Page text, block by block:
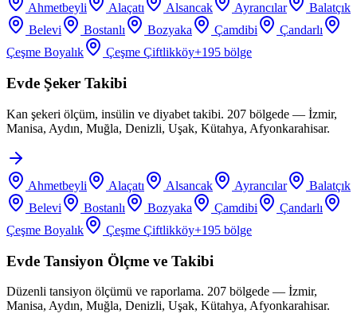
Ahmetbeyli Alaçatı Alsancak Ayrancılar
Balatçık
Belevi
Bostanlı Bozyaka Çamdibi
Çandarlı
Çeşme Boyalık
Çeşme Çiftlikköy+195 bölge
Evde Şeker Takibi
Kan şekeri ölçüm, insülin ve diyabet takibi. 207 bölgede — İzmir,
Manisa, Aydın, Muğla, Denizli, Uşak, Kütahya, Afyonkarahisar.
Ahmetbeyli Alaçatı Alsancak Ayrancılar
Balatçık
Belevi
Bostanlı Bozyaka Çamdibi
Çandarlı
Çeşme Boyalık
Çeşme Çiftlikköy+195 bölge
Evde Tansiyon Ölçme ve Takibi
Düzenli tansiyon ölçümü ve raporlama. 207 bölgede — İzmir,
Manisa, Aydın, Muğla, Denizli, Uşak, Kütahya, Afyonkarahisar.